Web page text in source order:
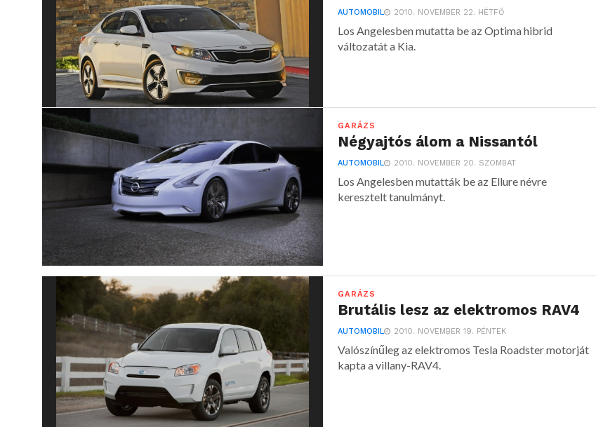
AUTOMOBIL 2010. NOVEMBER 22. HÉTFŐ
Los Angelesben mutatta be az Optima hibrid
változatát a Kia.
GARÁZS
Négyajtós álom a Nissantól
AUTOMOBIL 2010. NOVEMBER 20. SZOMBAT
Los Angelesben mutatták be az Ellure névre
keresztelt tanulmányt.
GARÁZS
Brutális lesz az elektromos RAV4
AUTOMOBIL 2010. NOVEMBER 19. PÉNTEK
Valószínűleg az elektromos Tesla Roadster motorját
kapta a villany-RAV4.